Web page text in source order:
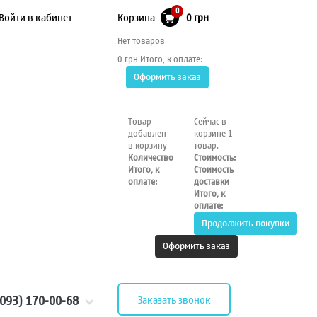
в кабинет Корзина 0 0 грн
Нет товаров
0 грн Итого, к оплате:
Оформить заказ
Товар
добавлен
в корзину
Количество
Итого, к
оплате:
Сейчас в
корзине 1
товар.
Стоимость:
Стоимость
доставки
Итого, к
оплате:
Продолжить покупки
Оформить заказ
170-00-68 Заказать звонок